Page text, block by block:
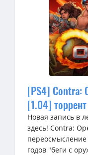
[PS4] Contra:
[1.04] торрент
Новая запись в
здесь! Contra:
переосмысление
годов "беги с